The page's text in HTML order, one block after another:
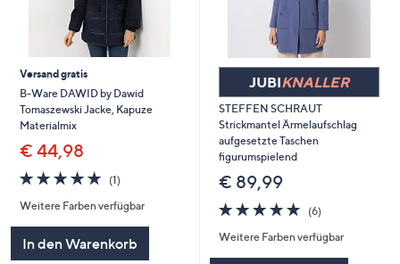
Versand gratis
B-Ware DAWID by Dawid
Tomaszewski Jacke, Kapuze
Materialmix
€ 44,98
5.0
von
5
(1)
Weitere Farben verfügbar
In den Warenkorb
JUBIKNALLER
STEFFEN SCHRAUT
Strickmantel Ärmelaufschlag
aufgesetzte Taschen
figurumspielend
€ 89,99
5.0
von
5
(6)
Weitere Farben verfügbar